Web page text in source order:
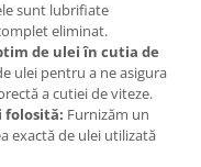
sunt lubrifiate
eliminat.
de ulei în cutia de
ulei pentru a ne asigura
a cutiei de viteze.
folosită: Furnizăm un
exactă de ulei utilizată